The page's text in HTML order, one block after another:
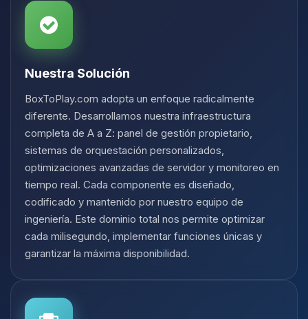
Nuestra Solución
BoxToPlay.com adopta un enfoque radicalmente
diferente. Desarrollamos nuestra infraestructura
completa de A a Z: panel de gestión propietario,
sistemas de orquestación personalizados,
optimizaciones avanzadas de servidor y monitoreo en
tiempo real. Cada componente es diseñado,
codificado y mantenido por nuestro equipo de
ingeniería. Este dominio total nos permite optimizar
cada milisegundo, implementar funciones únicas y
garantizar la máxima disponibilidad.